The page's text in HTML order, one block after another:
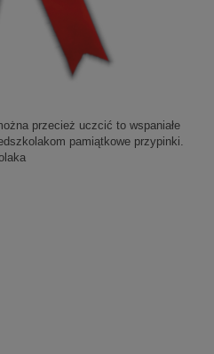
przecież uczcić to wspaniałe
pamiątkowe przypinki.